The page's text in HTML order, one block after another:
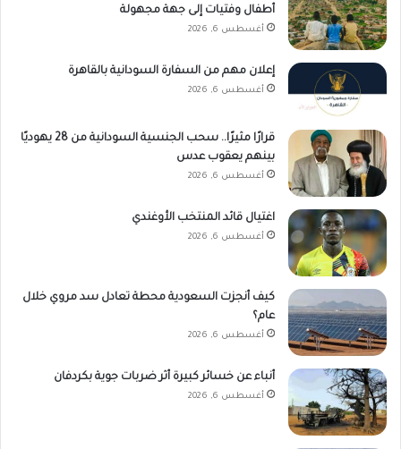
أطفال وفتيات إلى جهة مجهولة
أغسطس 6, 2026
إعلان مهم من السفارة السودانية بالقاهرة
أغسطس 6, 2026
قرارًا مثيرًا.. سحب الجنسية السودانية من 28 يهوديًا
بينهم يعقوب عدس
أغسطس 6, 2026
اغتيال قائد المنتخب الأوغندي
أغسطس 6, 2026
كيف أنجزت السعودية محطة تعادل سد مروي خلال
عام؟
أغسطس 6, 2026
أنباء عن خسائر كبيرة أثر ضربات جوية بكردفان
أغسطس 6, 2026